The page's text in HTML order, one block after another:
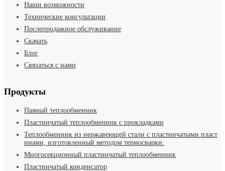
Наши возможности
Технические консультации
Послепродажное обслуживание
Скачать
Блог
Связаться с нами
Продукты
Паяный теплообменник
Пластинчатый теплообменник с прокладками
Теплообменник из нержавеющей стали с пластинчатыми пласт
инами, изготовленный методом термосварки.
Многосекционный пластинчатый теплообменник
Пластинчатый конденсатор